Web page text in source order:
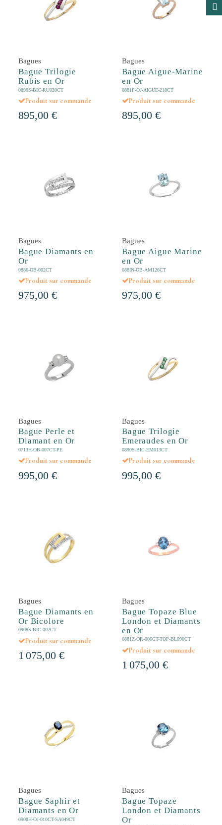
Bagues
Bague Trilogie
Rubis en Or
0890S-BIC-RU020CT
Produit sur commande
895,00 €
Bagues
Bague Aigue-Marine
en Or
0881P-OJ-AIGUE-218CT
Produit sur commande
895,00 €
Bagues
Bague Diamants en
Or
0886-OB-002CT
Produit sur commande
975,00 €
Bagues
Bague Aigue Marine
en Or
088IN-OB-AM126CT
Produit sur commande
975,00 €
Bagues
Bague Perle et
Diamant en Or
0713H-OB-007CT-PE
Produit sur commande
995,00 €
Bagues
Bague Trilogie
Emeraudes en Or
0890S-BIC-EM013CT
Produit sur commande
995,00 €
Bagues
Bague Diamants en
Or Bicolore
0908S-BIC-002CT
Produit sur commande
1 075,00 €
Bagues
Bague Topaze Blue
London et Diamants
en Or
0881Z-OR-006CT-TOP-BL090CT
Produit sur commande
1 075,00 €
Bagues
Bague Saphir et
Diamants en Or
0908H-OJ-010CT-SA049CT
Bagues
Bague Topaze
London et Diamants
Or